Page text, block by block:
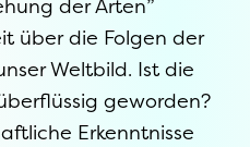
der Arten”
über die Folgen der
Weltbild. Ist die
geworden?
Erkenntnisse